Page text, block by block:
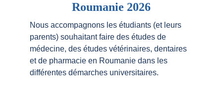
Nous accompagnons les étudiants (et leurs
parents) souhaitant faire des études de
médecine, des études vétérinaires, dentaires
et de pharmacie en Roumanie dans les
différentes démarches universitaires.
Roumanie 2026